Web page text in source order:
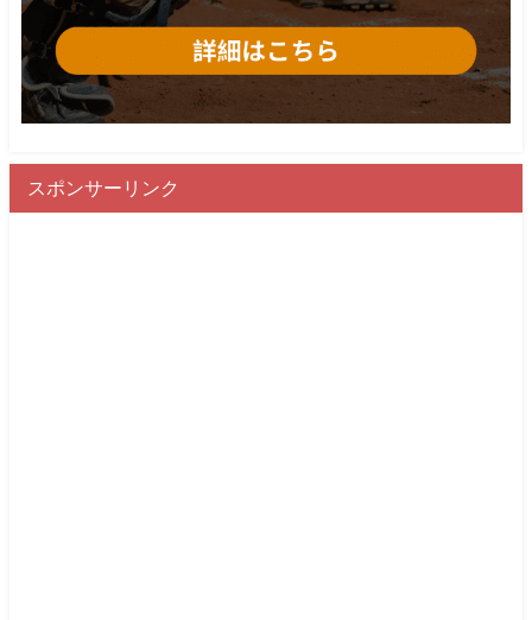
スポンサーリンク